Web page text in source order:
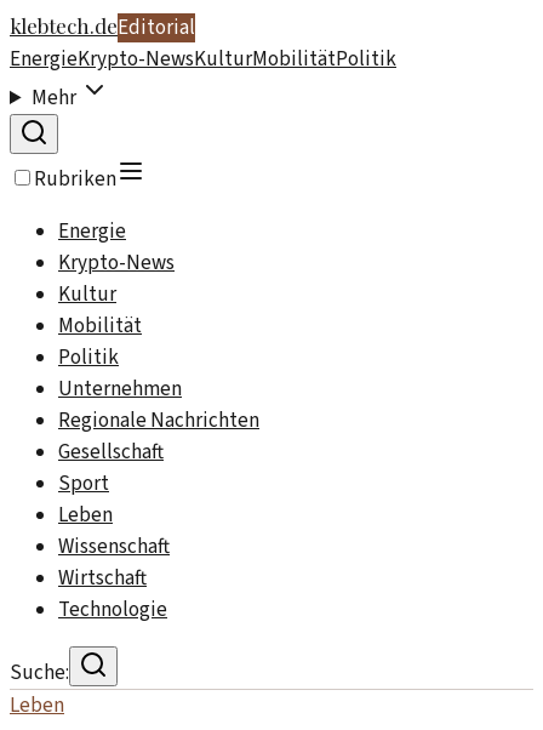
klebtech.deEditorial
EnergieKrypto-NewsKulturMobilitätPolitik
Mehr
Rubriken
Energie
Krypto-News
Kultur
Mobilität
Politik
Unternehmen
Regionale Nachrichten
Gesellschaft
Sport
Leben
Wissenschaft
Wirtschaft
Technologie
Suche:
Leben